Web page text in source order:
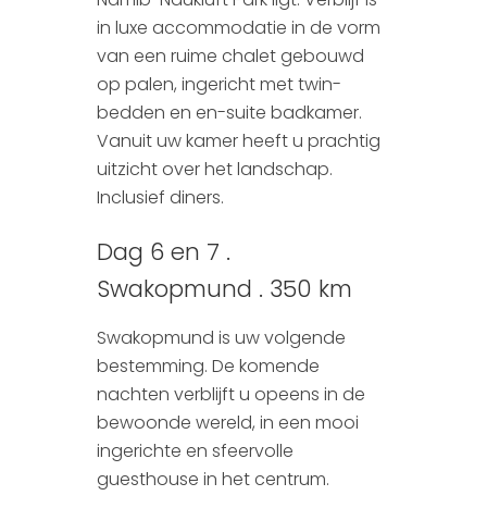
in luxe accommodatie in de vorm
van een ruime chalet gebouwd
op palen, ingericht met twin-
bedden en en-suite badkamer.
Vanuit uw kamer heeft u prachtig
uitzicht over het landschap.
Inclusief diners.
Dag 6 en 7 .
Swakopmund . 350 km
Swakopmund is uw volgende
bestemming. De komende
nachten verblijft u opeens in de
bewoonde wereld, in een mooi
ingerichte en sfeervolle
guesthouse in het centrum.